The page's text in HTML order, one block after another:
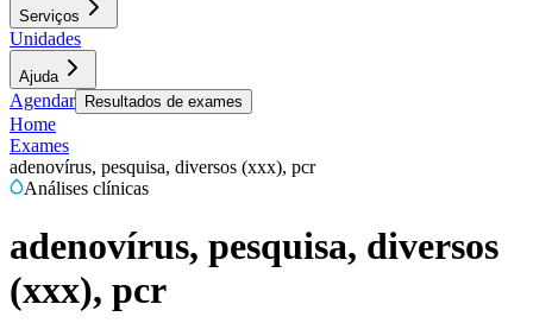
Serviços
Unidades
Ajuda
Agendar Resultados de exames
Home
Exames
adenovírus, pesquisa, diversos (xxx), pcr
Análises clínicas
adenovírus, pesquisa, diversos
(xxx), pcr